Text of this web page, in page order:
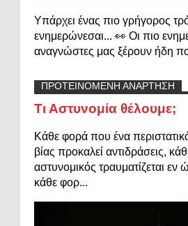
Υπάρχει ένας πιο γρήγορος
ενημερώνεσαι... 👀 Οι πιο
αναγνώστες μας ξέρουν ήδη
ΠΡΟΤΕΙΝΟΜΕΝΗ ΑΝΑΡΤΗΣΗ
Τι Αστυνομία θέλουμε;
Κάθε φορά που ένα
βίας προκαλεί αντιδράσεις,
αστυνομικός τραυματίζεται
κάθε φορ...